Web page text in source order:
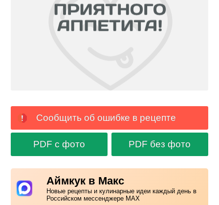
Сообщить об ошибке в рецепте
PDF с фото PDF без фото
Аймкук в Макс
Новые рецепты и кулинарные идеи каждый день в
Российском мессенджере MAX